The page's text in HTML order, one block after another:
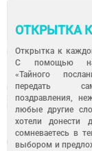
ОТКРЫТКА
Открытка к
С помощью
«Тайного
передать
поздравления,
любые другие
хотели донести
сомневаетесь в
выбором и